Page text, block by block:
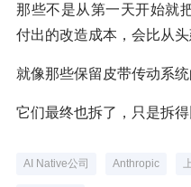
那些不是从第一天开始就
付出的改造成本，会比从
就像那些保留皮带传动系统
它们最终也拆了，只是拆得
AI Native公司 Anthropic